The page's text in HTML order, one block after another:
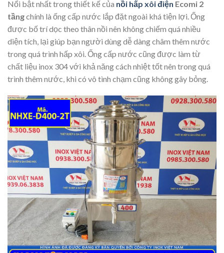
Nổi bật nhất trong thiết kế của nồi hấp xôi điện Ecomi 2
tầngchính là ống cấp nước lắp đặt ngoài khá tiện lợi. Ống
được bố trí dọc theo thân nồi nên không chiếm quá nhiều
diện tích, lại giúp bạn người dùng dễ dàng châm thêm nước
trong quá trình hấp xôi. Ống cấp nước cũng được làm từ
chất liệu inox 304 với khả năng cách nhiệt tốt nên trong quá
trình thêm nước, khi có vô tình chạm cũng không gây bỏng.